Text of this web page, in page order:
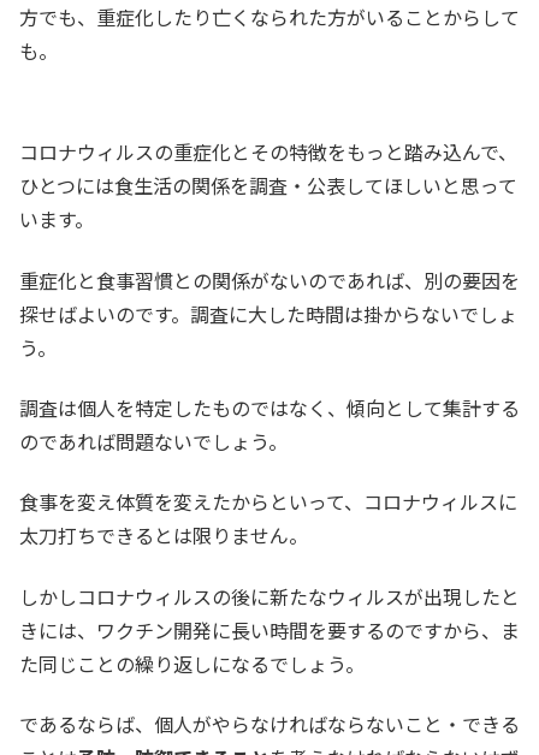
方でも、重症化したり亡くなられた方がいることからして
も。
コロナウィルスの重症化とその特徴をもっと踏み込んで、
ひとつには食生活の関係を調査・公表してほしいと思って
います。
重症化と食事習慣との関係がないのであれば、別の要因を
探せばよいのです。調査に大した時間は掛からないでしょ
う。
調査は個人を特定したものではなく、傾向として集計する
のであれば問題ないでしょう。
食事を変え体質を変えたからといって、コロナウィルスに
太刀打ちできるとは限りません。
しかしコロナウィルスの後に新たなウィルスが出現したと
きには、ワクチン開発に長い時間を要するのですから、ま
た同じことの繰り返しになるでしょう。
であるならば、個人がやらなければならないこと・できる